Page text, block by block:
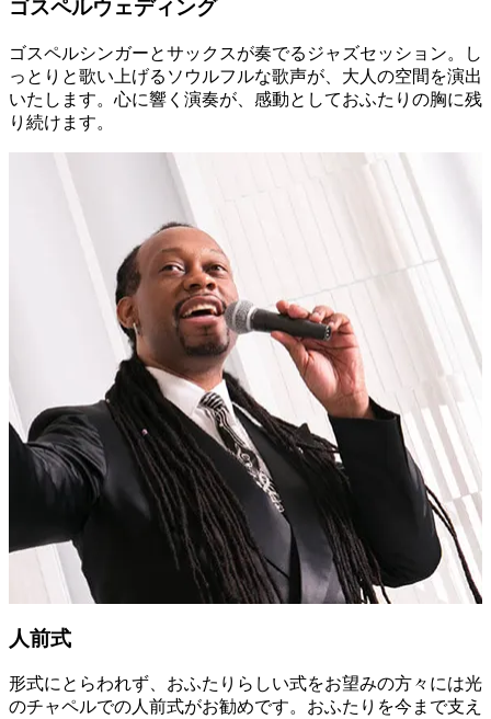
ゴスペルウェディング
ゴスペルシンガーとサックスが奏でるジャズセッション。し
っとりと歌い上げるソウルフルな歌声が、大人の空間を演出
いたします。心に響く演奏が、感動としておふたりの胸に残
り続けます。
人前式
形式にとらわれず、おふたりらしい式をお望みの方々には光
のチャペルでの人前式がお勧めです。おふたりを今まで支え